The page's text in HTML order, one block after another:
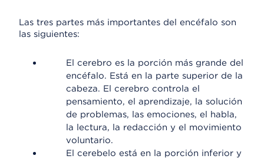
Las tres partes más importantes del encéfalo son
las siguientes:
El cerebro es la porción más grande del
encéfalo. Está en la parte superior de la
cabeza. El cerebro controla el
pensamiento, el aprendizaje, la solución
de problemas, las emociones, el habla,
la lectura, la redacción y el movimiento
voluntario.
El cerebelo está en la porción inferior y